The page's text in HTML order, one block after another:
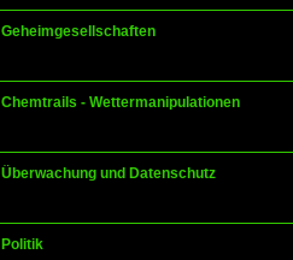
Geheimgesellschaften
Chemtrails - Wettermanipulationen
Überwachung und Datenschutz
Politik